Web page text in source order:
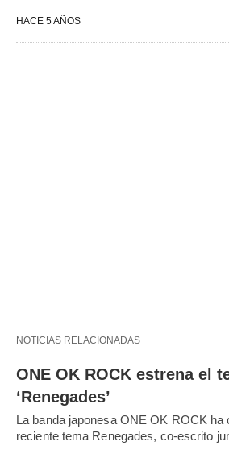
HACE 5 AÑOS
NOTICIAS RELACIONADAS
ONE OK ROCK estrena el
‘Renegades’
La banda japonesa ONE OK ROCK ha
reciente tema Renegades, co-escrito